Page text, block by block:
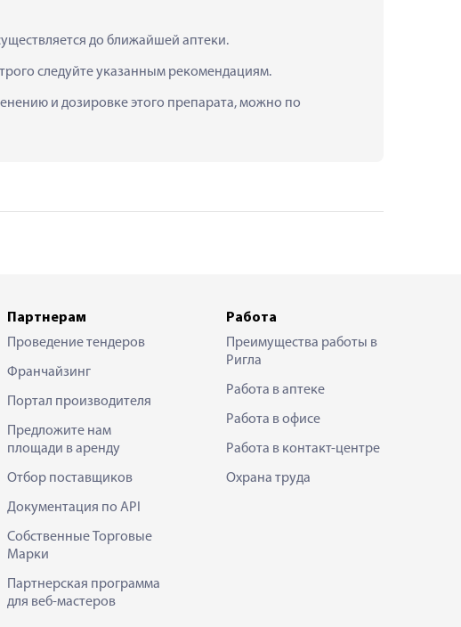
до ближайшей аптеки.
следуйте указанным рекомендациям.
и дозировке этого препарата, можно по
Партнерам
Проведение тендеров
Франчайзинг
Портал производителя
Предложите нам
площади в аренду
Отбор поставщиков
Документация по API
Собственные Торговые
Марки
Партнерская программа
для веб-мастеров
Работа
Преимущества работы в
Ригла
Работа в аптеке
Работа в офисе
Работа в контакт-центре
Охрана труда